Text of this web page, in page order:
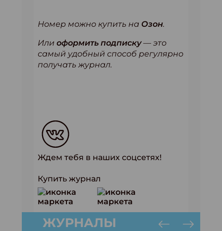
Номер можно купить на Озон.
Или оформить подписку— это
самый удобный способ регулярно
получать журнал.
Ждем тебя в наших соцсетях!
Купить журнал
ЖУРНАЛЫ